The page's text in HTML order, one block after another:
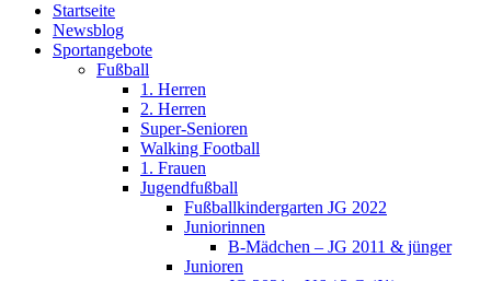
Startseite
Newsblog
Sportangebote
Fußball
1. Herren
2. Herren
Super-Senioren
Walking Football
1. Frauen
Jugendfußball
Fußballkindergarten JG 2022
Juniorinnen
B-Mädchen – JG 2011 & jünger
Junioren